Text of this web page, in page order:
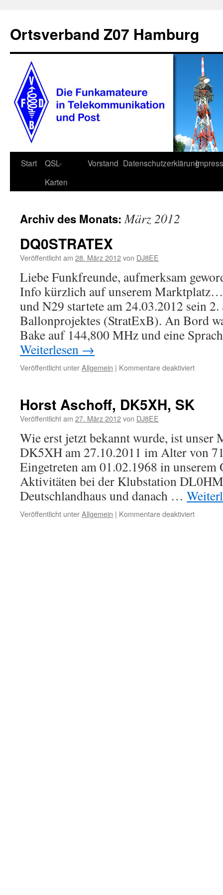
springen
Ortsverband Z07 Hamburg
Start
QSL-
Karten
Vorstand Datenschutzerklärung
Archiv des Monats:März 2012
DQ0STRATEX
Veröffentlicht am 28. März 2012von DJ8EE
Liebe Funkfreunde, aufmerksam
Info kürzlich auf unserem
und N29 startete am 24.03.2012 sein
Ballonprojektes (StratExB). An Bord
Bake auf 144,800 MHz und eine
Weiterlesen →
Veröffentlicht unterAllgemein | Kommentare deaktiviertfür
Horst Aschoff, DK5XH, SK
Veröffentlicht am 27. März 2012von DJ8EE
Wie erst jetzt bekannt wurde, ist
DK5XH am 27.10.2011 im Alter von
Eingetreten am 01.02.1968 in unserem
Aktivitäten bei der Klubstation
Deutschlandhaus und danach …
Veröffentlicht unterAllgemein | Kommentare deaktiviertfür